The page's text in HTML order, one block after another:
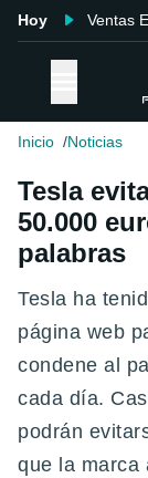
Hoy Ventas
Inicio Noticias
Tesla
50.000
palabras
Tesla ha
página web
condene al
cada día.
podrán
que la marca